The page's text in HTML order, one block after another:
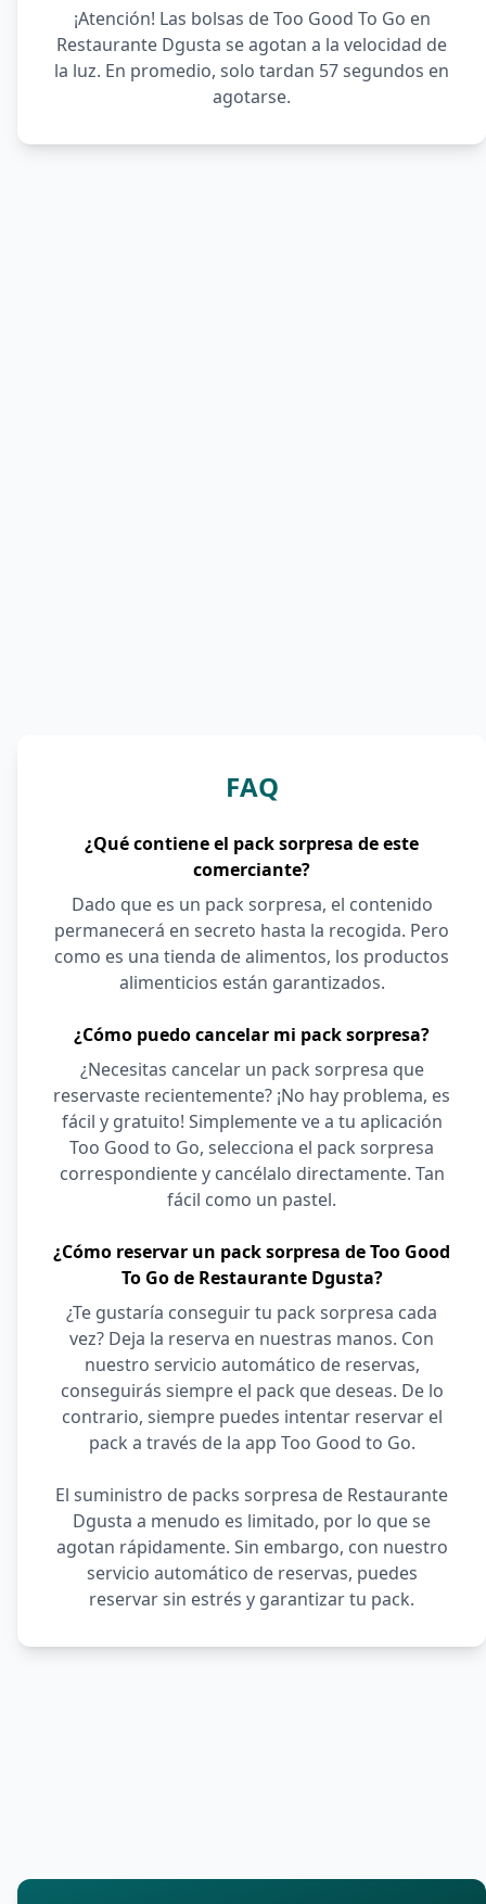
¡Atención! Las bolsas de Too Good To Go en
Restaurante Dgusta se agotan a la velocidad de
la luz. En promedio, solo tardan 57 segundos en
agotarse.
FAQ
¿Qué contiene el pack sorpresa de este
comerciante?
Dado que es un pack sorpresa, el contenido
permanecerá en secreto hasta la recogida. Pero
como es una tienda de alimentos, los productos
alimenticios están garantizados.
¿Cómo puedo cancelar mi pack sorpresa?
¿Necesitas cancelar un pack sorpresa que
reservaste recientemente? ¡No hay problema, es
fácil y gratuito! Simplemente ve a tu aplicación
Too Good to Go, selecciona el pack sorpresa
correspondiente y cancélalo directamente. Tan
fácil como un pastel.
¿Cómo reservar un pack sorpresa de Too Good
To Go de Restaurante Dgusta?
¿Te gustaría conseguir tu pack sorpresa cada
vez? Deja la reserva en nuestras manos. Con
nuestro servicio automático de reservas,
conseguirás siempre el pack que deseas. De lo
contrario, siempre puedes intentar reservar el
pack a través de la app Too Good to Go.
El suministro de packs sorpresa de Restaurante
Dgusta a menudo es limitado, por lo que se
agotan rápidamente. Sin embargo, con nuestro
servicio automático de reservas, puedes
reservar sin estrés y garantizar tu pack.